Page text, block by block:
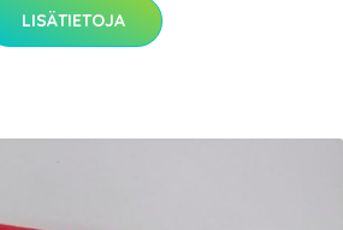
LISÄTIETOJA